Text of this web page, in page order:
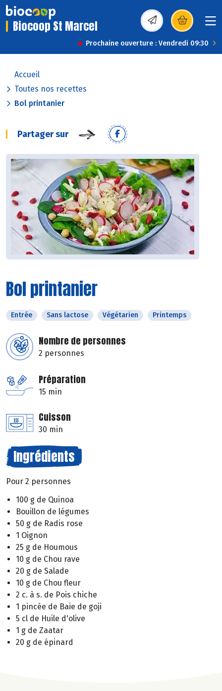
Biocoop St Marcel (s’ouvre dans une
Prochaine ouverture : Vendredi 09:30
Accueil
Toutes nos recettes
Bol printanier
Partager sur
Bol printanier
Entrée Sans lactose Végétarien Printemps
Nombre de personnes
2 personnes
Préparation
15 min
Cuisson
30 min
Ingrédients
Pour 2 personnes
100 g de Quinoa
Bouillon de légumes
50 g de Radis rose
1 Oignon
25 g de Houmous
10 g de Chou rave
20 g de Salade
10 g de Chou fleur
2 c. à s. de Pois chiche
1 pincée de Baie de goji
5 cl de Huile d'olive
1 g de Zaatar
20 g de épinard